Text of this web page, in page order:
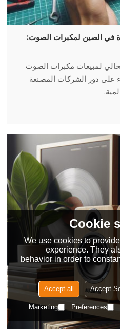
في الصين لمكبرات الصوت:
لمبيعات مكبرات الصوت
على دور الشركات المصنعة
Cookie
We use cookies to
experience. They
behavior in order to
Accept
Accept all
Preferences
Marketing